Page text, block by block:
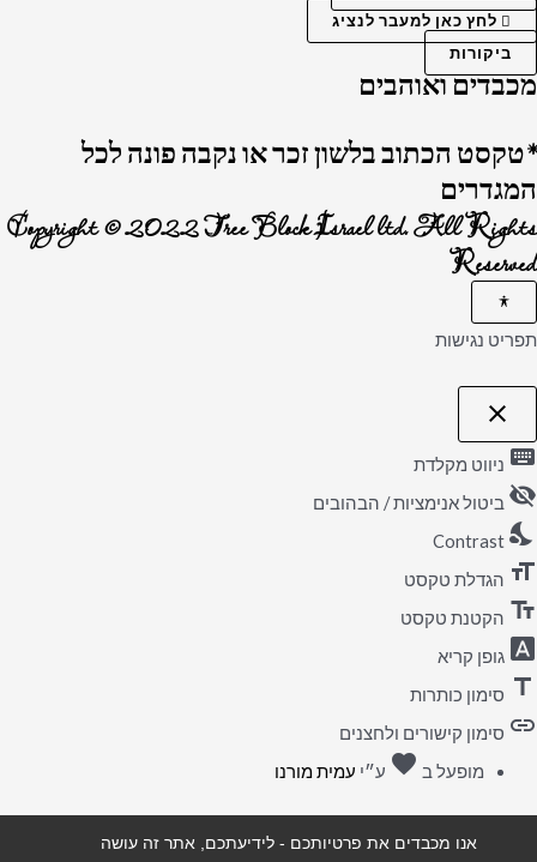
לחץ כאן למעבר לנציג
ביקורות
מכבדים ואוהבים
*טקסט הכתוב בלשון זכר או נקבה פונה לכל
המגדרים
Copyright © 2022 Tree Block Israel ltd. All Rights
Reserved
תפריט נגישות
close
פתיחה
של
הנגישות
keyboard ניווט מקלדת
visibility_off ביטול אנימציות / הבהובים
nights_stay
Contrast
format_size הגדלת טקסט
text_fields הקטנת טקסט
font_download גופן קריא
title סימון כותרות
link סימון קישורים ולחצנים
מופעל ב favorite אהבה
ע״י עמית מורנו
אנו מכבדים את פרטיותכם - לידיעתכם, אתר זה עושה